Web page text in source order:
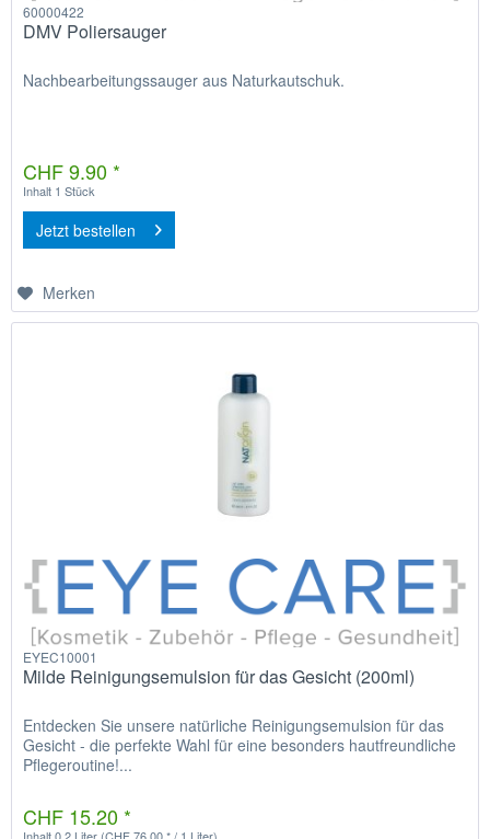
60000422
DMV Poliersauger
Nachbearbeitungssauger aus Naturkautschuk.
CHF 9.90 *
Inhalt 1 Stück
Jetzt bestellen
Merken
EYEC10001
Milde Reinigungsemulsion für das Gesicht (200ml)
Entdecken Sie unsere natürliche Reinigungsemulsion für das
Gesicht - die perfekte Wahl für eine besonders hautfreundliche
Pflegeroutine!...
CHF 15.20 *